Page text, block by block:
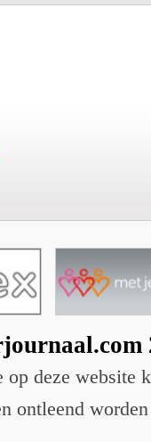
deze website
ontleend worden